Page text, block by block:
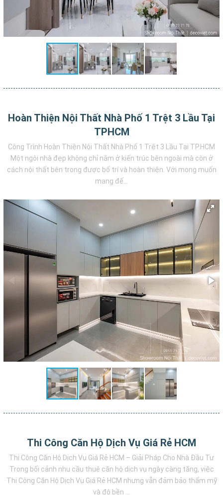
Rẻ Tại TpHCM, Bình Dương, Biên Hòa, Đồng Nai!
Hoàn Thiện Nội Thất Nhà Phố 1 Trệt 3 Lầu Tại
TPHCM
Công Trình Hoàn Thiện Nội Thất Nhà Phố 1 Trệt 3 Lầu Tại TP.HCM
Một ngôi nhà đẹp không chỉ nằm ở kiến trúc bên ngoài mà còn ở
cách nội thất bên trong được bố trí và hoàn thiện. Với mong muốn
mang đế...
Thi Công Căn Hộ Dịch Vụ Giá Rẻ HCM
Thi Công Căn Hộ Dịch Vụ Giá Rẻ HCM – Giải Pháp Cho Nhà Đầu Tư
Trong bối cảnh nhu cầu thuê căn hộ dịch vụ ngày càng tăng, việc
Thi Công Căn Hộ Dịch Vụ Giá Rẻ HCM nhưng vẫn đảm bảo thẩm mỹ
và độ bền ...